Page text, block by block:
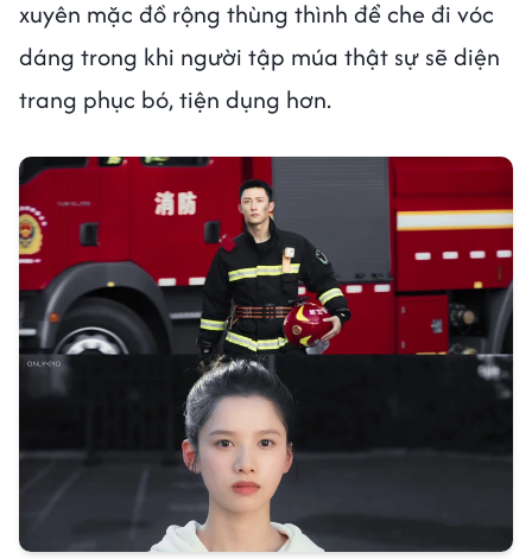
xuyên mặc đồ rộng thùng thình để che đi vóc
dáng trong khi người tập múa thật sự sẽ diện
trang phục bó, tiện dụng hơn.